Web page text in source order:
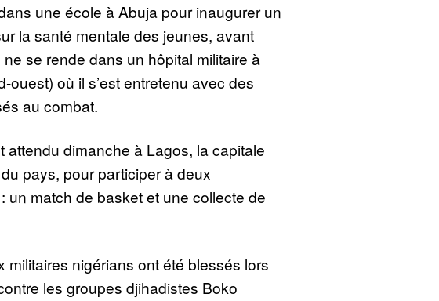
une école à Abuja pour inaugurer un
la santé mentale des jeunes, avant
se rende dans un hôpital militaire à
ouest) où il s’est entretenu avec des
au combat.
attendu dimanche à Lagos, la capitale
pays, pour participer à deux
un match de basket et une collecte de
militaires nigérians ont été blessés lors
les groupes djihadistes Boko